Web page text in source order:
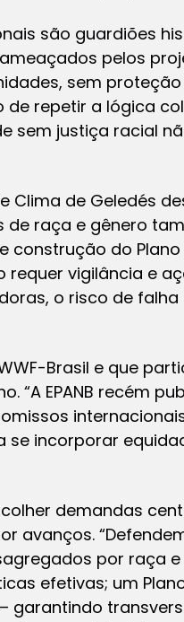
são guardiões
pelos
sem
de repetir a lógica
sem justiça racial
Clima de Geledés
de raça e gênero
construção do
vigilância e
o risco de
Brasil e que
“A EPANB recém
se incorporar
demandas
avanços.
por raça
efetivas; um
garantindo